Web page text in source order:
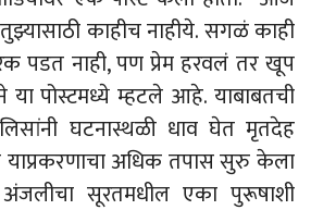
काहीच नाहीये. सगळं काही
पडत नाही, पण प्रेम हरवलं तर खूप
या पोस्टमध्ये म्हटले आहे. याबाबतची
घटनास्थळी धाव घेत मृतदेह
याप्रकरणाचा अधिक तपास सुरु केला
अंजलीचा सूरतमधील एका पुरूषाशी